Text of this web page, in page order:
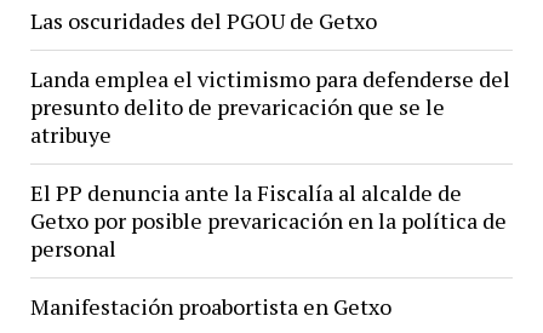
Las oscuridades del PGOU de Getxo
Landa emplea el victimismo para defenderse del
presunto delito de prevaricación que se le
atribuye
El PP denuncia ante la Fiscalía al alcalde de
Getxo por posible prevaricación en la política de
personal
Manifestación proabortista en Getxo